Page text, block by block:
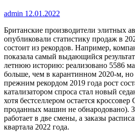
admin 12.01.2022
Британские производители элитных
опубликовали статистику продаж в
состоит из рекордов. Например,
показала самый выдающийся
летнюю историю: реализовано 5586
больше, чем в карантинном 2020-м,
прежним рекордом 2019 года рост
катализатором спроса стал новый
хотя бестселлером остается
проданных машин не обнародовано).
работает в две смены, а заказы
квартала 2022 года.